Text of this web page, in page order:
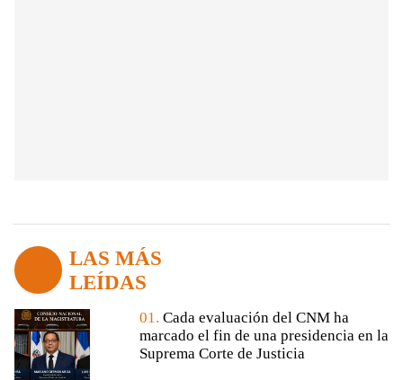
LAS MÁS
LEÍDAS
01. Cada evaluación del CNM ha
marcado el fin de una presidencia en la
Suprema Corte de Justicia